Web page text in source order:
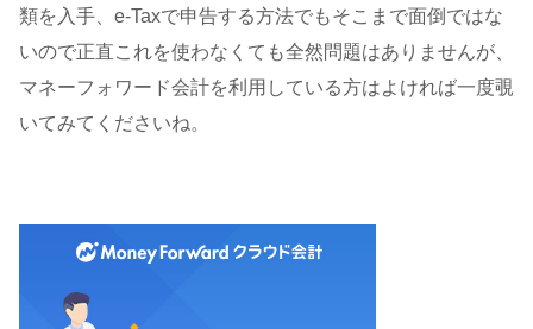
類を入手、e-Taxで申告する方法でもそこまで面倒ではな
いので正直これを使わなくても全然問題はありませんが、
マネーフォワード会計を利用している方はよければ一度覗
いてみてくださいね。